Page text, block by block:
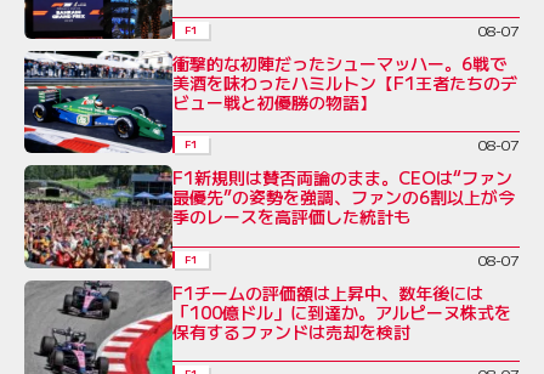
F1 08-07
衝撃的な初陣だったシューマッハー。6戦で
美酒を味わったハミルトン【F1王者たちのデ
ビュー戦と初優勝の物語】
F1 08-07
F1新規則は賛否両論のまま。CEOは“ファン
最優先”の姿勢を強調、ファンの6割以上が今
季のレースを高評価した統計も
F1 08-07
F1チームの評価額は上昇中、数年後には
「100億ドル」に到達か。アルピーヌ株式を
保有するファンドは売却を検討